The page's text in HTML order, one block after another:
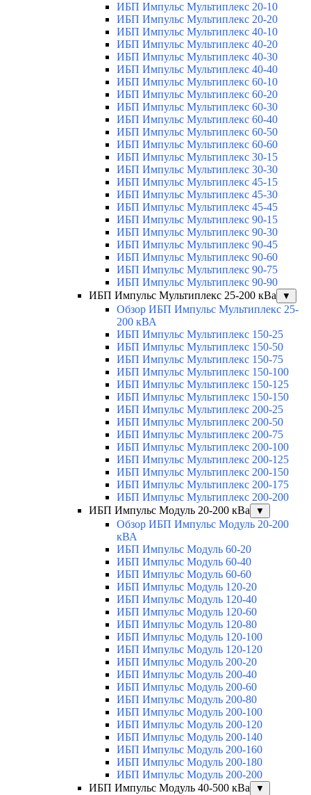
ИБП Импульс Мультиплекс 20-10
ИБП Импульс Мультиплекс 20-20
ИБП Импульс Мультиплекс 40-10
ИБП Импульс Мультиплекс 40-20
ИБП Импульс Мультиплекс 40-30
ИБП Импульс Мультиплекс 40-40
ИБП Импульс Мультиплекс 60-10
ИБП Импульс Мультиплекс 60-20
ИБП Импульс Мультиплекс 60-30
ИБП Импульс Мультиплекс 60-40
ИБП Импульс Мультиплекс 60-50
ИБП Импульс Мультиплекс 60-60
ИБП Импульс Мультиплекс 30-15
ИБП Импульс Мультиплекс 30-30
ИБП Импульс Мультиплекс 45-15
ИБП Импульс Мультиплекс 45-30
ИБП Импульс Мультиплекс 45-45
ИБП Импульс Мультиплекс 90-15
ИБП Импульс Мультиплекс 90-30
ИБП Импульс Мультиплекс 90-45
ИБП Импульс Мультиплекс 90-60
ИБП Импульс Мультиплекс 90-75
ИБП Импульс Мультиплекс 90-90
ИБП Импульс Мультиплекс 25-200 кВа
▼
Обзор ИБП Импульс Мультиплекс 25-
200 кВА
ИБП Импульс Мультиплекс 150-25
ИБП Импульс Мультиплекс 150-50
ИБП Импульс Мультиплекс 150-75
ИБП Импульс Мультиплекс 150-100
ИБП Импульс Мультиплекс 150-125
ИБП Импульс Мультиплекс 150-150
ИБП Импульс Мультиплекс 200-25
ИБП Импульс Мультиплекс 200-50
ИБП Импульс Мультиплекс 200-75
ИБП Импульс Мультиплекс 200-100
ИБП Импульс Мультиплекс 200-125
ИБП Импульс Мультиплекс 200-150
ИБП Импульс Мультиплекс 200-175
ИБП Импульс Мультиплекс 200-200
ИБП Импульс Модуль 20-200 кВа
▼
Обзор ИБП Импульс Модуль 20-200
кВА
ИБП Импульс Модуль 60-20
ИБП Импульс Модуль 60-40
ИБП Импульс Модуль 60-60
ИБП Импульс Модуль 120-20
ИБП Импульс Модуль 120-40
ИБП Импульс Модуль 120-60
ИБП Импульс Модуль 120-80
ИБП Импульс Модуль 120-100
ИБП Импульс Модуль 120-120
ИБП Импульс Модуль 200-20
ИБП Импульс Модуль 200-40
ИБП Импульс Модуль 200-60
ИБП Импульс Модуль 200-80
ИБП Импульс Модуль 200-100
ИБП Импульс Модуль 200-120
ИБП Импульс Модуль 200-140
ИБП Импульс Модуль 200-160
ИБП Импульс Модуль 200-180
ИБП Импульс Модуль 200-200
ИБП Импульс Модуль 40-500 кВа
▼